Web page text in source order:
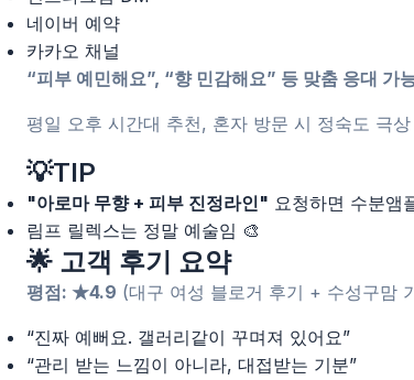
네이버 예약
카카오 채널
“피부 예민해요”, “향 민감해요” 등 맞춤 응대 가
평일 오후 시간대 추천, 혼자 방문 시 정숙도 극상
💡TIP
"아로마 무향 + 피부 진정라인" 요청하면 수분앰
림프 릴렉스는 정말 예술임 🎨
🌟 고객 후기 요약
평점: ★4.9 (대구 여성 블로거 후기 + 수성구맘
“진짜 예뻐요. 갤러리같이 꾸며져 있어요”
“관리 받는 느낌이 아니라, 대접받는 기분”